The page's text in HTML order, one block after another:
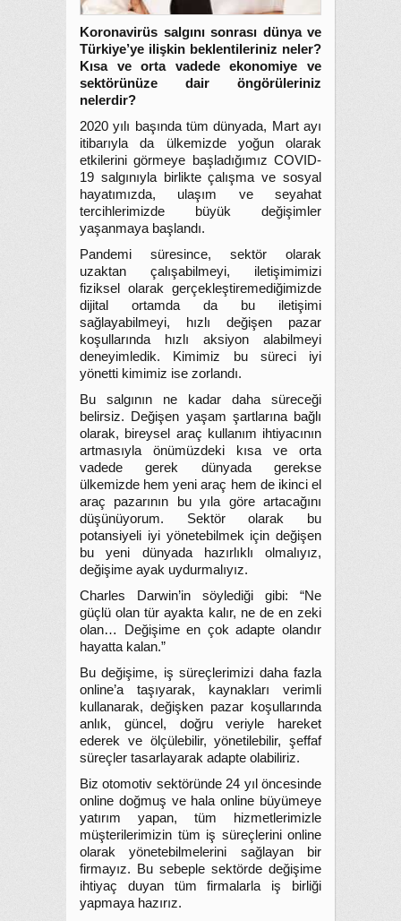
Koronavirüs salgını sonrası dünya ve
Türkiye’ye ilişkin beklentileriniz neler?
Kısa ve orta vadede ekonomiye ve
sektörünüze dair öngörüleriniz
nelerdir?
2020 yılı başında tüm dünyada, Mart ayı
itibarıyla da ülkemizde yoğun olarak
etkilerini görmeye başladığımız COVID-
19 salgınıyla birlikte çalışma ve sosyal
hayatımızda, ulaşım ve seyahat
tercihlerimizde büyük değişimler
yaşanmaya başlandı.
Pandemi süresince, sektör olarak
uzaktan çalışabilmeyi, iletişimimizi
fiziksel olarak gerçekleştiremediğimizde
dijital ortamda da bu iletişimi
sağlayabilmeyi, hızlı değişen pazar
koşullarında hızlı aksiyon alabilmeyi
deneyimledik. Kimimiz bu süreci iyi
yönetti kimimiz ise zorlandı.
Bu salgının ne kadar daha süreceği
belirsiz. Değişen yaşam şartlarına bağlı
olarak, bireysel araç kullanım ihtiyacının
artmasıyla önümüzdeki kısa ve orta
vadede gerek dünyada gerekse
ülkemizde hem yeni araç hem de ikinci el
araç pazarının bu yıla göre artacağını
düşünüyorum. Sektör olarak bu
potansiyeli iyi yönetebilmek için değişen
bu yeni dünyada hazırlıklı olmalıyız,
değişime ayak uydurmalıyız.
Charles Darwin’in söylediği gibi: “Ne
güçlü olan tür ayakta kalır, ne de en zeki
olan… Değişime en çok adapte olandır
hayatta kalan.”
Bu değişime, iş süreçlerimizi daha fazla
online’a taşıyarak, kaynakları verimli
kullanarak, değişken pazar koşullarında
anlık, güncel, doğru veriyle hareket
ederek ve ölçülebilir, yönetilebilir, şeffaf
süreçler tasarlayarak adapte olabiliriz.
Biz otomotiv sektöründe 24 yıl öncesinde
online doğmuş ve hala online büyümeye
yatırım yapan, tüm hizmetlerimizle
müşterilerimizin tüm iş süreçlerini online
olarak yönetebilmelerini sağlayan bir
firmayız. Bu sebeple sektörde değişime
ihtiyaç duyan tüm firmalarla iş birliği
yapmaya hazırız.